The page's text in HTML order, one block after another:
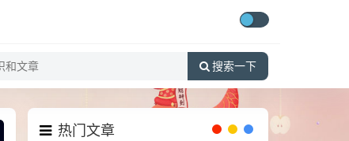
搜索一下
热门文章